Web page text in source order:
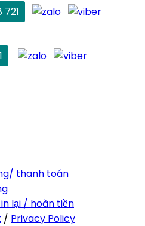
thanh toán
lại / hoàn tiền
/ Privacy Policy